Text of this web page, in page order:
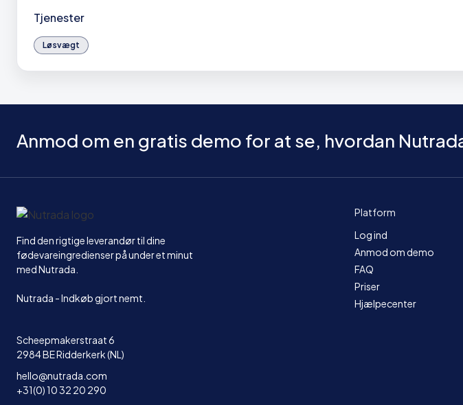
Tjenester
Løsvægt
Anmod om en gratis demo for at se, hvordan
Hjem
Find den rigtige leverandør til dine
fødevareingredienser på under et minut
med Nutrada.
Nutrada - Indkøb gjort nemt.
Scheepmakerstraat 6
2984 BE Ridderkerk (NL)
hello@nutrada.com
+31(0) 10 32 20 290
Platform
Log ind
Anmod om demo
FAQ
Priser
Hjælpecenter